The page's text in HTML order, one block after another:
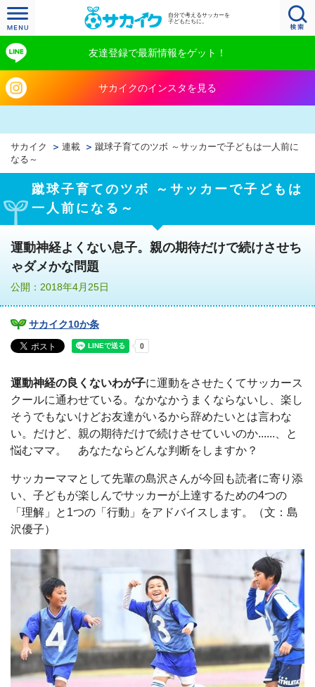
自分で考えるサッカーを
子どもたちに。
友達登録で最新情報をゲット！
サカイクのインスタを見る
サカイク 連載
蹴球子育てのツボ ～サッカーで子どもは一人前に
なる～
蹴球子育てのツボ ～サッカーで子どもは
一人前になる～
運動神経よくない息子。親の期待だけで続けさせち
ゃダメかな問題
公開：2018年4月25日
サカイク10か条
運動神経の良くないわが子に運動をさせたくてサッカース
クールに通わせている。なかなかうまくならないし、楽し
そうでもないけどお友達がいるから辞めたいとは言わな
い。だけど、親の期待だけで続けさせていいのか......、と
悩むママ。 あなたならどんな判断をしますか？
サッカーママとして先輩の島沢さんが今回も読者に寄り添
い、子どもが楽しんでサッカーが上達するための4つの
「理解」と1つの「行動」をアドバイスします。（文：島
沢優子）